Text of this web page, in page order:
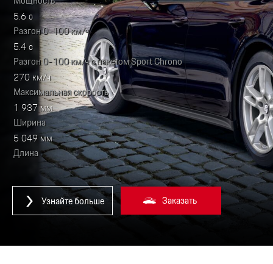
5.6 с
Разгон 0-100 км/ч
5.4 с
Разгон 0-100 км/ч с пакетом Sport Chrono
270 км/ч
Максимальная скорость
1 937 мм
Ширина
5 049 мм
Длина
Узнайте больше Заказать